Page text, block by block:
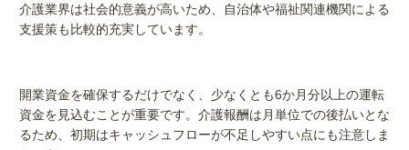
介護業界は社会的意義が高いため、自治体や福祉関連機関による
支援策も比較的充実しています。
開業資金を確保するだけでなく、少なくとも6か月分以上の運転
資金を見込むことが重要です。介護報酬は月単位での後払いとな
るため、初期はキャッシュフローが不足しやすい点にも注意しま